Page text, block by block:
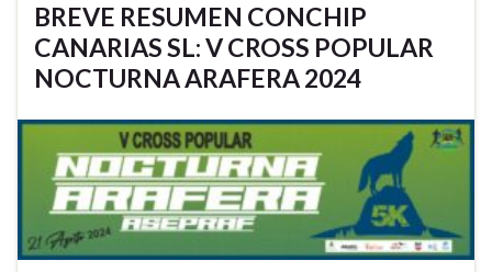
BREVE RESUMEN CONCHIP
CANARIAS SL: V CROSS POPULAR
NOCTURNA ARAFERA 2024